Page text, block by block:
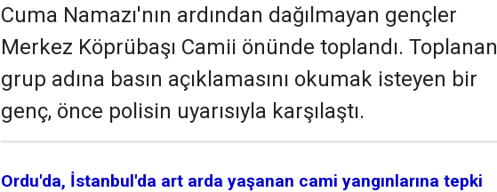
Cuma Namazı'nın ardından dağılmayan gençler
Merkez Köprübaşı Camii önünde toplandı. Toplanan
grup adına basın açıklamasını okumak isteyen bir
genç, önce polisin uyarısıyla karşılaştı.
Ordu'da, İstanbul'da art arda yaşanan cami yangınlarına tepki